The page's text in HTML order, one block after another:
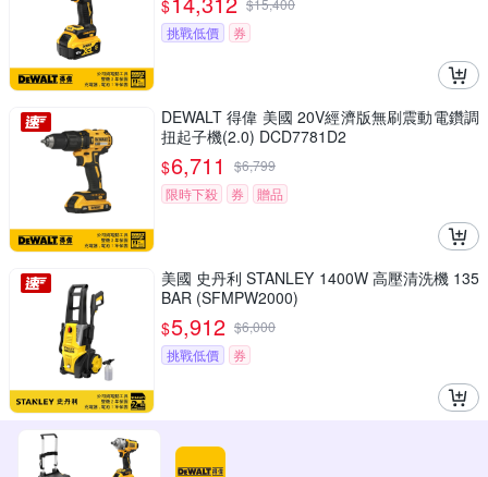
$ $15,400
挑戰低價
券
DEWALT 得偉 美國 20V經濟版無刷震動電鑽調
扭起子機(2.0) DCD7781D2
$6,711 $6,799
限時下殺
券 贈品
美國 史丹利 STANLEY 1400W 高壓清洗機 135
BAR (SFMPW2000)
$5,912 $6,000
挑戰低價
券